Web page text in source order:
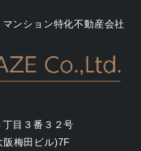
マンション特化不動産会社
目３番３２号
梅田ビル)7F